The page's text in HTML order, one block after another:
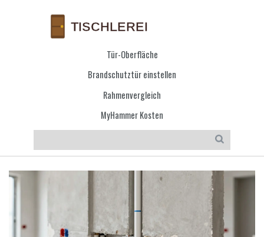
Tür-Oberfläche
Brandschutztür einstellen
Rahmenvergleich
MyHammer Kosten